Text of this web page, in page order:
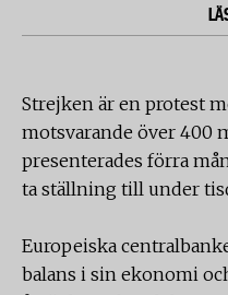
Strejken är en protest
motsvarande över 400
presenterades förra
ta ställning till under
Europeiska
balans i sin ekonomi